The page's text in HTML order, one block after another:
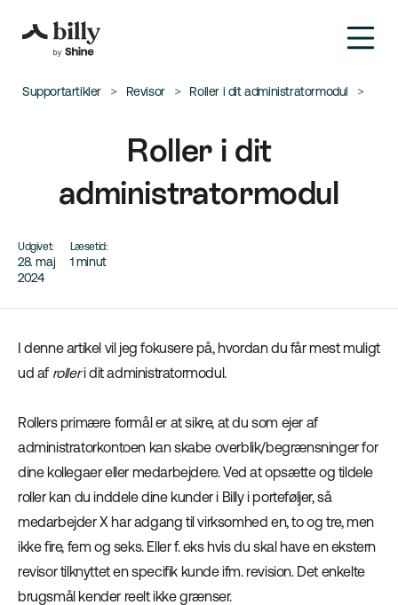
Supportartikler Revisor Roller i dit administratormodul
Roller i dit
administratormodul
Udgivet:
28. maj
2024
Læsetid:
1 minut
I denne artikel vil jeg fokusere på, hvordan du får mest muligt
ud af rolleri dit administratormodul.
Rollers primære formål er at sikre, at du som ejer af
administratorkontoen kan skabe overblik/begrænsninger for
dine kollegaer eller medarbejdere. Ved at opsætte og tildele
roller kan du inddele dine kunder i Billy i porteføljer, så
medarbejder X har adgang til virksomhed en, to og tre, men
ikke fire, fem og seks. Eller f. eks hvis du skal have en ekstern
revisor tilknyttet en specifik kunde ifm. revision. Det enkelte
brugsmål kender reelt ikke grænser.